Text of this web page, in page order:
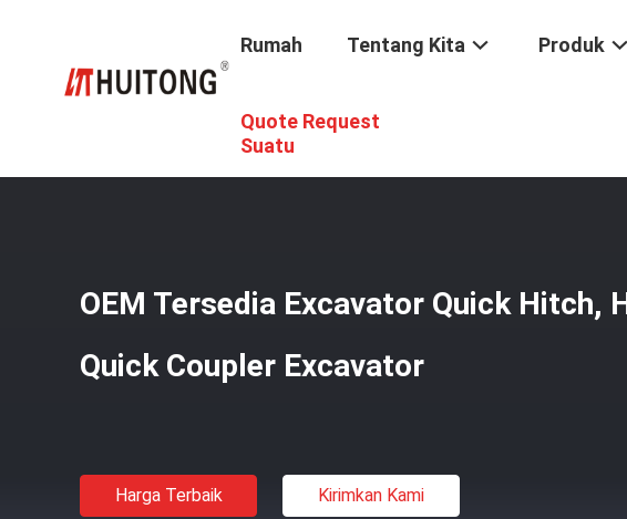
Rumah Tentang Kita Produk
Quote Request
Suatu
Halangan Cepat Excavator
OEM Tersedia Excavator Quick Hitch,
Quick Coupler Excavator
Harga Terbaik Kirimkan Kami